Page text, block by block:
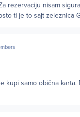
rezervaciju nisam
ti je to sajt zeleznica
kupi samo obična karta.